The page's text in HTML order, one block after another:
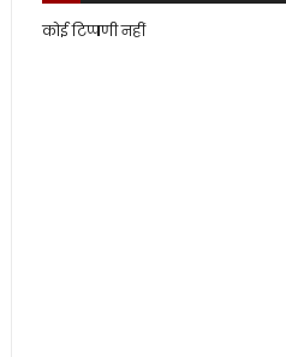
कोई टिप्पणी नहीं